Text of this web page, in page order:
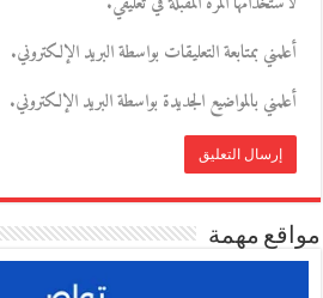
أعلمني بمتابعة التعليقات بواسطة البريد الإلكتروني.
أعلمني بالمواضيع الجديدة بواسطة البريد الإلكتروني.
مواقع مهمة